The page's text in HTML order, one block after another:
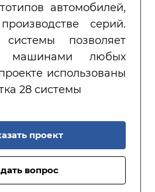
автомобилей,
серий.
системы позволяет
машинами любых
использованы
28 системы
проект
вопрос